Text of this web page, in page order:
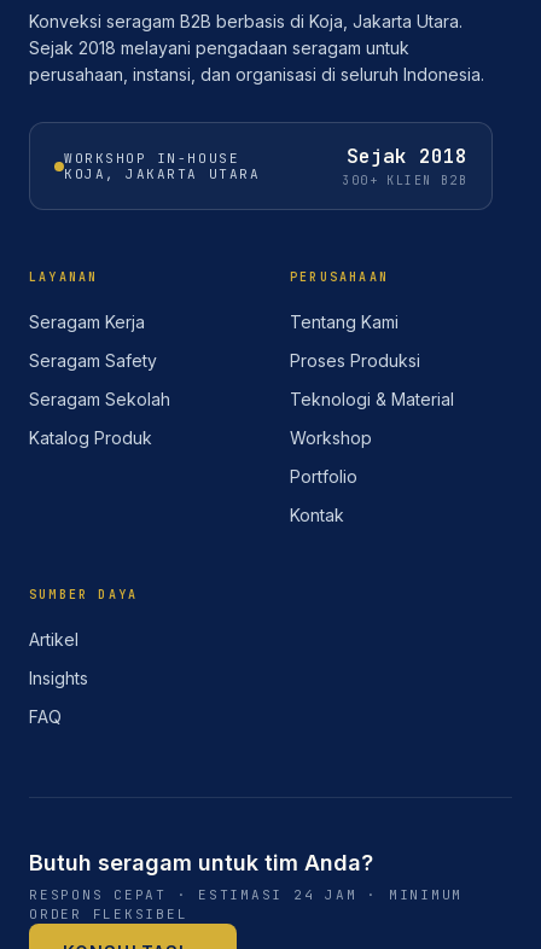
Konveksi seragam B2B berbasis di Koja, Jakarta Utara.
Sejak 2018 melayani pengadaan seragam untuk
perusahaan, instansi, dan organisasi di seluruh Indonesia.
WORKSHOP IN-HOUSE
KOJA, JAKARTA UTARA
Sejak 2018
300+ KLIEN B2B
LAYANAN
Seragam Kerja
Seragam Safety
Seragam Sekolah
Katalog Produk
PERUSAHAAN
Tentang Kami
Proses Produksi
Teknologi & Material
Workshop
Portfolio
Kontak
SUMBER DAYA
Artikel
Insights
FAQ
Butuh seragam untuk tim Anda?
RESPONS CEPAT · ESTIMASI 24 JAM · MINIMUM
ORDER FLEKSIBEL